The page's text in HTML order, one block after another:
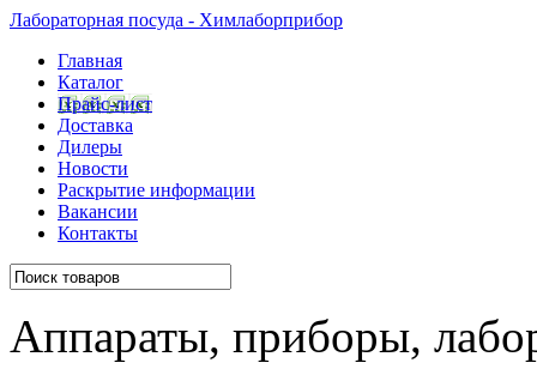
Лабораторная посуда - Химлаборприбор
Главная
Каталог
Прайс-лист
Доставка
Дилеры
Новости
Раскрытие информации
Вакансии
Контакты
Аппараты, приборы,